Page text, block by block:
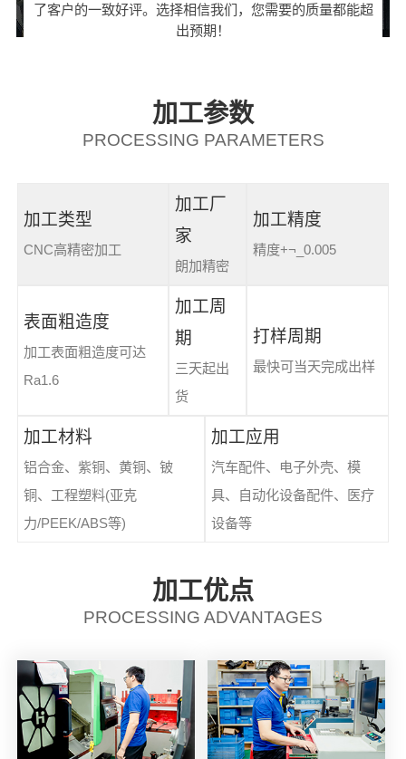
了客户的一致好评。选择相信我们，您需要的质量都能超
出预期！
加工参数
PROCESSING PARAMETERS
加工类型
CNC高精密加工
加工厂
家
朗加精密
加工精度
精度+¬_0.005
表面粗造度
加工表面粗造度可达
Ra1.6
加工周
期
三天起出
货
打样周期
最快可当天完成出样
加工材料
铝合金、紫铜、黄铜、铍
铜、工程塑料(亚克
力/PEEK/ABS等)
加工应用
汽车配件、电子外壳、模
具、自动化设备配件、医疗
设备等
加工优点
PROCESSING ADVANTAGES